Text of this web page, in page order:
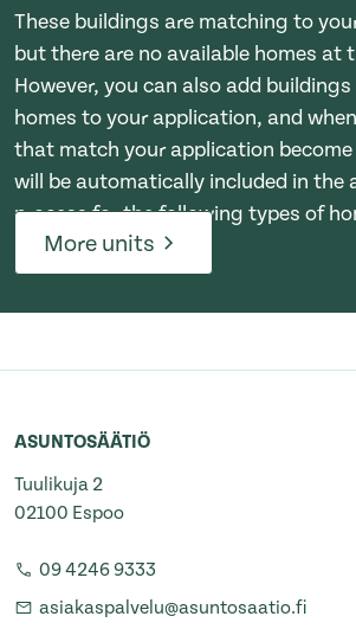
These buildings are matching to
but there are no available homes at
However, you can also add
homes to your application, and
that match your application become
will be automatically included in the
process for the following types of
More units
ASUNTOSÄÄTIÖ
Tuulikuja 2
02100 Espoo
09 4246 9333
asiakaspalvelu@asuntosaatio.fi